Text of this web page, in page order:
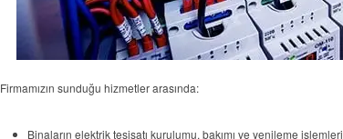
Firmamızın sunduğu hizmetler arasında:
Binaların elektrik tesisatı kurulumu, bakımı ve yenileme işlemleri